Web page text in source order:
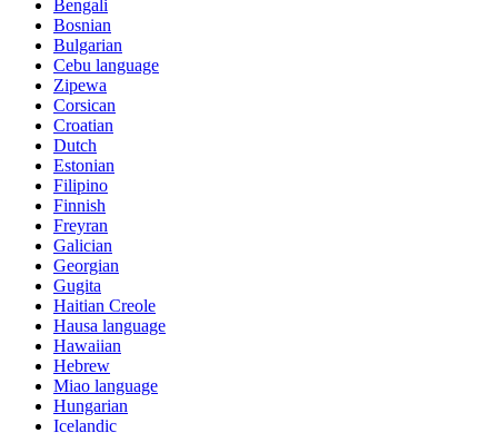
Bengali
Bosnian
Bulgarian
Cebu language
Zipewa
Corsican
Croatian
Dutch
Estonian
Filipino
Finnish
Freyran
Galician
Georgian
Gugita
Haitian Creole
Hausa language
Hawaiian
Hebrew
Miao language
Hungarian
Icelandic